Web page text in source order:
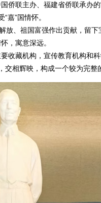
联主办、福建省侨联承办的
嘉”国情怀。
、祖国富强作出贡献，留
，寓意深远。
藏机构，宣传教育机构和
相辉映，构成一个较为完整